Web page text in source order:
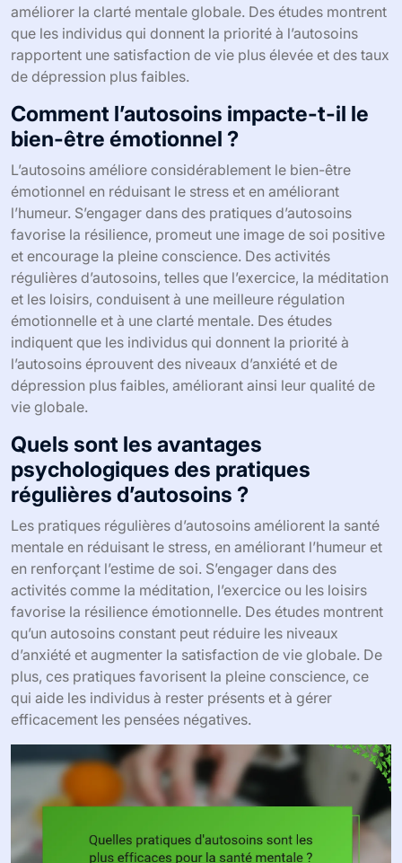
améliorer la clarté mentale globale. Des études montrent
que les individus qui donnent la priorité à l’autosoins
rapportent une satisfaction de vie plus élevée et des taux
de dépression plus faibles.
Comment l’autosoins impacte-t-il le
bien-être émotionnel ?
L’autosoins améliore considérablement le bien-être
émotionnel en réduisant le stress et en améliorant
l’humeur. S’engager dans des pratiques d’autosoins
favorise la résilience, promeut une image de soi positive
et encourage la pleine conscience. Des activités
régulières d’autosoins, telles que l’exercice, la méditation
et les loisirs, conduisent à une meilleure régulation
émotionnelle et à une clarté mentale. Des études
indiquent que les individus qui donnent la priorité à
l’autosoins éprouvent des niveaux d’anxiété et de
dépression plus faibles, améliorant ainsi leur qualité de
vie globale.
Quels sont les avantages
psychologiques des pratiques
régulières d’autosoins ?
Les pratiques régulières d’autosoins améliorent la santé
mentale en réduisant le stress, en améliorant l’humeur et
en renforçant l’estime de soi. S’engager dans des
activités comme la méditation, l’exercice ou les loisirs
favorise la résilience émotionnelle. Des études montrent
qu’un autosoins constant peut réduire les niveaux
d’anxiété et augmenter la satisfaction de vie globale. De
plus, ces pratiques favorisent la pleine conscience, ce
qui aide les individus à rester présents et à gérer
efficacement les pensées négatives.